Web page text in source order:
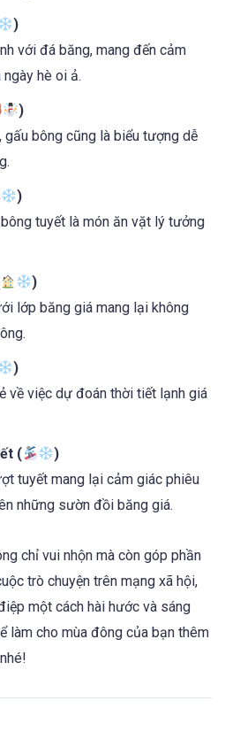
)
với đá băng, mang đến cảm
hè oi ả.
)
gấu bông cũng là biểu tượng dễ
)
tuyết là món ăn vặt lý tưởng
)
lớp băng giá mang lại không
)
về việc dự đoán thời tiết lạnh giá
(
)
tuyết mang lại cảm giác phiêu
những sườn đồi băng giá.
chỉ vui nhộn mà còn góp phần
trò chuyện trên mạng xã hội,
một cách hài hước và sáng
làm cho mùa đông của bạn thêm